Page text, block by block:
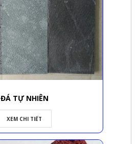
ĐÁ TỰ NHIÊN
XEM CHI TIẾT